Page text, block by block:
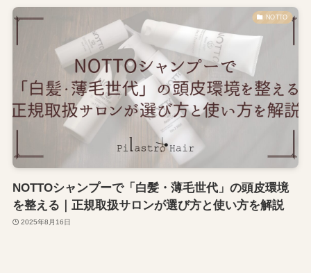
NOTTO
NOTTOシャンプーで「白髪・薄毛世代」の頭皮環境
を整える｜正規取扱サロンが選び方と使い方を解説
2025年8月16日